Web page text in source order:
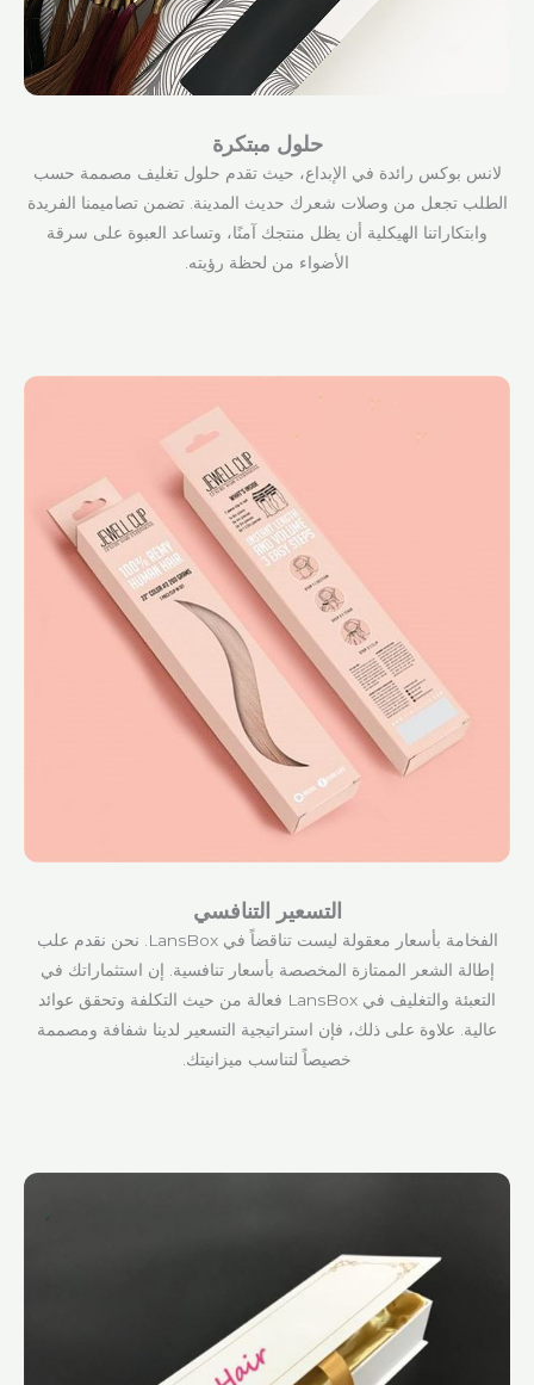
حلول مبتكرة
لانس بوكس رائدة في الإبداع، حيث تقدم حلول تغليف مصممة حسب
الطلب تجعل من وصلات شعرك حديث المدينة. تضمن تصاميمنا الفريدة
وابتكاراتنا الهيكلية أن يظل منتجك آمنًا، وتساعد العبوة على سرقة
الأضواء من لحظة رؤيته.
التسعير التنافسي
الفخامة بأسعار معقولة ليست تناقضاً في LansBox. نحن نقدم علب
إطالة الشعر الممتازة المخصصة بأسعار تنافسية. إن استثماراتك في
التعبئة والتغليف في LansBox فعالة من حيث التكلفة وتحقق عوائد
عالية. علاوة على ذلك، فإن استراتيجية التسعير لدينا شفافة ومصممة
خصيصاً لتناسب ميزانيتك.